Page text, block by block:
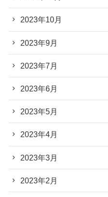
2023年10月
2023年9月
2023年7月
2023年6月
2023年5月
2023年4月
2023年3月
2023年2月